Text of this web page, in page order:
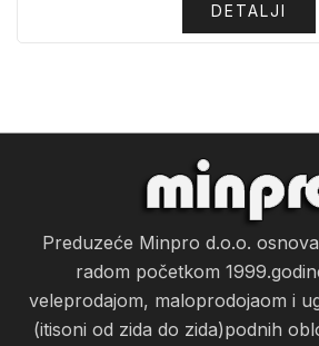
DETALJI
Preduzeće Minpro d.o.o.
radom početkom
veleprodajom, maloprodojaom i
(itisoni od zida do zida)podnih